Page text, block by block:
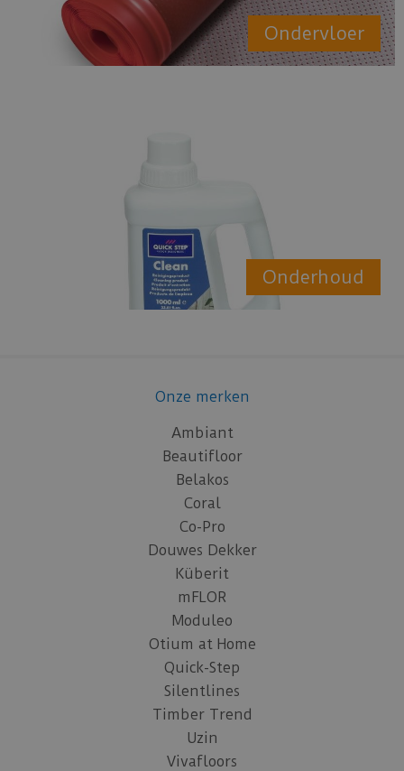
Ondervloer
Onderhoud
Onze merken
Ambiant
Beautifloor
Belakos
Coral
Co-Pro
Douwes Dekker
Küberit
mFLOR
Moduleo
Otium at Home
Quick-Step
Silentlines
Timber Trend
Uzin
Vivafloors